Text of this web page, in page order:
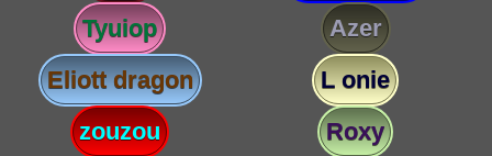
Tyuiop
Azer
Eliott dragon
L onie
zouzou
Roxy